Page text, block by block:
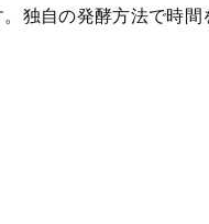
独自の発酵方法で時間